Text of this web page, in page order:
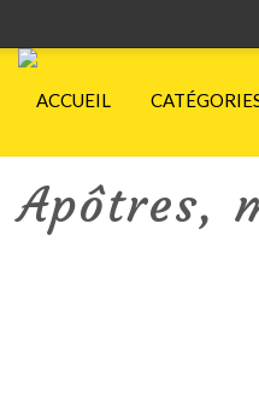
ACCUEIL
Apôtres,